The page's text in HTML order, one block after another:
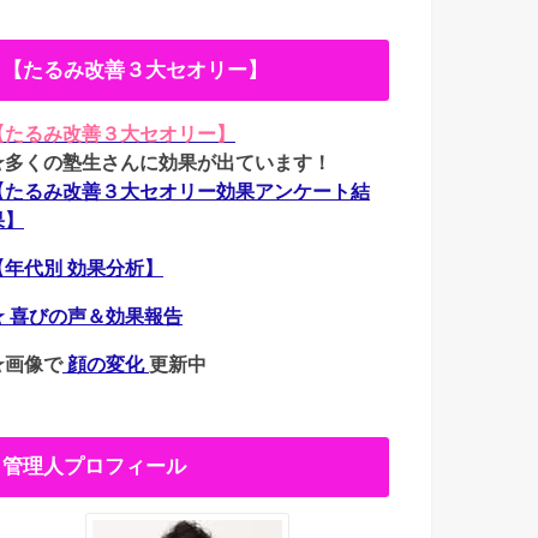
【たるみ改善３大セオリー】
たるみ改善３大セオリー】
くの塾生さんに効果が出ています！
たるみ改善３大セオリー効果アンケート結
年代別 効果分析】
びの声＆効果報告
像で顔の変化更新中
管理人プロフィール